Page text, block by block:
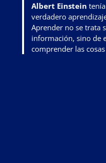
Albert Einstein
verdadero
Aprender no se trata
información, sino de
comprender las